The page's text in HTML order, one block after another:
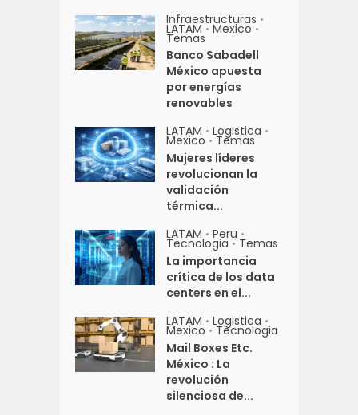
Infraestructuras •
LATAM • Mexico •
Temas
Banco Sabadell
México apuesta
por energías
renovables
LATAM • Logistica •
Mexico • Temas
Mujeres líderes
revolucionan la
validación
térmica...
LATAM • Peru •
Tecnologia • Temas
La importancia
crítica de los data
centers en el...
LATAM • Logistica •
Mexico • Tecnologia
Mail Boxes Etc.
México : La
revolución
silenciosa de...